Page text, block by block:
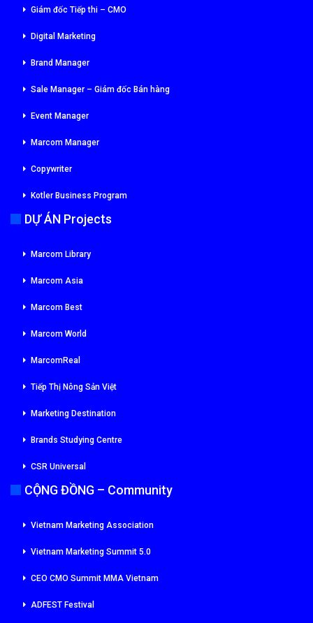
Giám đốc Tiếp thi – CMO
Digital Marketing
Brand Manager
Sale Manager – Giám đốc Bán hàng
Event Manager
Marcom Manager
Copywriter
Kotler Business Program
DỰ ÁN Projects
Marcom Library
Marcom Asia
Marcom Best
Marcom World
MarcomReal
Tiếp Thị Nông Sản Việt
Marketing Destination
Brands Studying Centre
CSR Universal
CỘNG ĐỒNG – Community
Vietnam Marketing Association
Vietnam Marketing Summit 5.0
CEO CMO Summit MMA Vietnam
ADFEST Festival